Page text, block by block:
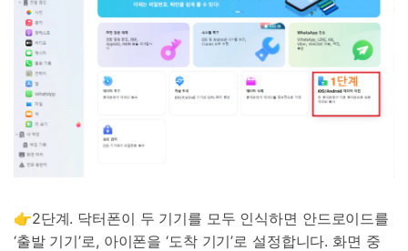
👉2단계. 닥터폰이 두 기기를 모두 인식하면 안드로이드를
‘출발 기기’로, 아이폰을 ‘도착 기기’로 설정합니다. 화면 중